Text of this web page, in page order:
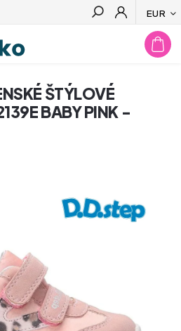
EUR
Hľadať
ŠTÝLOVÉ
BABY PINK -